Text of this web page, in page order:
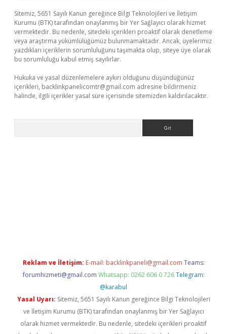
Sitemiz, 5651 Sayılı Kanun gereğince Bilgi Teknolojileri ve İletişim
Kurumu (BTK) tarafından onaylanmış bir Yer Sağlayıcı olarak hizmet
vermektedir. Bu nedenle, sitedeki içerikleri proaktif olarak denetleme
veya araştırma yükümlülüğümüz bulunmamaktadır. Ancak, üyelerimiz
yazdıkları içeriklerin sorumluluğunu taşımakta olup, siteye üye olarak
bu sorumluluğu kabul etmiş sayılırlar.
Hukuka ve yasal düzenlemelere aykırı olduğunu düşündüğünüz
içerikleri, backlinkpanelicomtr@gmail.com adresine bildirmeniz
halinde, ilgili içerikler yasal süre içerisinde sitemizden kaldırılacaktır.
Reklam ve İletişim: E-mail: backlinkpaneli@gmail.com Teams:
forumhizmeti@gmail.com Whatsapp: 0262 606 0 726 Telegram:
@karabul
Yasal Uyarı: Sitemiz, 5651 Sayılı Kanun gereğince Bilgi Teknolojileri
ve İletişim Kurumu (BTK) tarafından onaylanmış bir Yer Sağlayıcı
olarak hizmet vermektedir. Bu nedenle, sitedeki içerikleri proaktif